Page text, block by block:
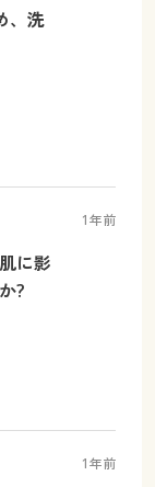
、洗
1年前
に影
?
1年前